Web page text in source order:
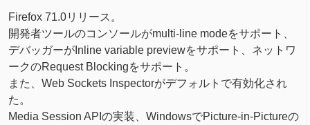
Firefox 71.0リリース。
開発者ツールのコンソールがmulti-line modeをサポート、
デバッガーがInline variable previewをサポート、ネットワ
ークのRequest Blockingをサポート。
また、Web Sockets Inspectorがデフォルトで有効化され
た。
Media Session APIの実装、WindowsでPicture-in-Pictureの